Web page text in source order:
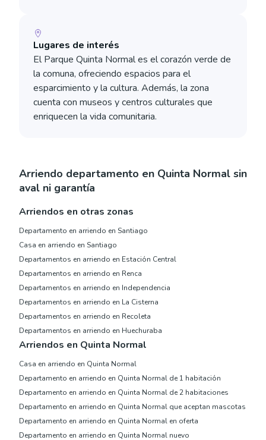
Lugares de interés
El Parque Quinta Normal es el corazón verde de
la comuna, ofreciendo espacios para el
esparcimiento y la cultura. Además, la zona
cuenta con museos y centros culturales que
enriquecen la vida comunitaria.
Arriendo departamento en Quinta Normal sin
aval ni garantía
Arriendos en otras zonas
Departamento en arriendo en Santiago
Casa en arriendo en Santiago
Departamentos en arriendo en Estación Central
Departamentos en arriendo en Renca
Departamentos en arriendo en Independencia
Departamentos en arriendo en La Cisterna
Departamentos en arriendo en Recoleta
Departamentos en arriendo en Huechuraba
Arriendos en Quinta Normal
Casa en arriendo en Quinta Normal
Departamento en arriendo en Quinta Normal de 1 habitación
Departamento en arriendo en Quinta Normal de 2 habitaciones
Departamento en arriendo en Quinta Normal que aceptan mascotas
Departamento en arriendo en Quinta Normal en oferta
Departamento en arriendo en Quinta Normal nuevo